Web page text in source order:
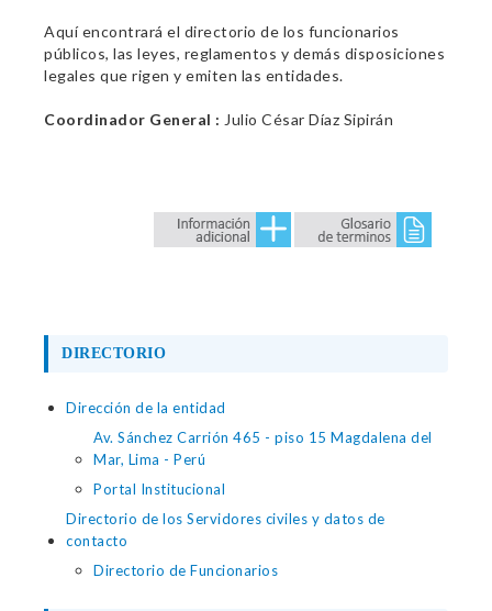
Aquí encontrará el directorio de los funcionarios
públicos, las leyes, reglamentos y demás disposiciones
legales que rigen y emiten las entidades.
Coordinador General : Julio César Díaz Sipirán
DIRECTORIO
Dirección de la entidad
Av. Sánchez Carrión 465 - piso 15 Magdalena del
Mar, Lima - Perú
Portal Institucional
Directorio de los Servidores civiles y datos de
contacto
Directorio de Funcionarios